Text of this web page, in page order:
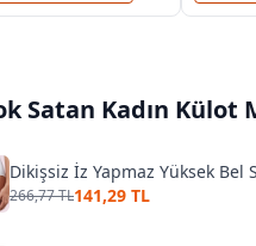
Satan Kadın Külot
Dikişsiz İz Yapmaz Yüksek Bel
266,77 TL141,29 TL